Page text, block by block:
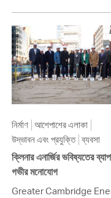
নির্মাণ আশেপাশের এলাকা
উদ্ভাবন এবং প্রযুক্তি ব্যবসা
ক্লিনার এনার্জির ভবিষ্যতের
গভীর মনোযোগ
Greater Cambridge